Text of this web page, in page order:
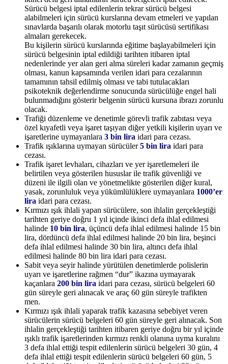
Sürücü belgesi iptal edilenlerin tekrar sürücü belgesi
alabilmeleri için sürücü kurslarına devam etmeleri ve yapılan
sınavlarda başarılı olarak motorlu taşıt sürücüsü sertifikası
almaları gerekecek.
Bu kişilerin sürücü kurslarında eğitime başlayabilmeleri için
sürücü belgesinin iptal edildiği tarihten itibaren iptal
nedenlerinde yer alan geri alma süreleri kadar zamanın geçmiş
olması, kanun kapsamında verilen idari para cezalarının
tamamının tahsil edilmiş olması ve tabi tutulacakları
psikoteknik değerlendirme sonucunda sürücülüğe engel hali
bulunmadığını gösterir belgenin sürücü kursuna ibrazı zorunlu
olacak.
Trafiği düzenleme ve denetimle görevli trafik zabıtası veya
özel kıyafetli veya işaret taşıyan diğer yetkili kişilerin uyarı ve
işaretlerine uymayanlara 3 bin lira idari para cezası.
Trafik ışıklarına uymayan sürücüler5 bin lira idari para
cezası.
Trafik işaret levhaları, cihazları ve yer işaretlemeleri ile
belirtilen veya gösterilen hususlar ile trafik güvenliği ve
düzeni ile ilgili olan ve yönetmelikte gösterilen diğer kural,
yasak, zorunluluk veya yükümlülüklere uymayanlara 1000’er
lira idari para cezası.
Kırmızı ışık ihlali yapan sürücülere, son ihlalin gerçekleştiği
tarihten geriye doğru 1 yıl içinde ikinci defa ihlal edilmesi
halinde 10 bin lira, üçüncü defa ihlal edilmesi halinde 15 bin
lira, dördüncü defa ihlal edilmesi halinde 20 bin lira, beşinci
defa ihlal edilmesi halinde 30 bin lira, altıncı defa ihlal
edilmesi halinde 80 bin lira idari para cezası.
Sabit veya seyir halinde yürütülen denetimlerde polislerin
uyarı ve işaretlerine rağmen “dur” ikazına uymayarak
kaçanlara 200 bin lira idari para cezası, sürücü belgeleri 60
gün süreyle geri alınacak ve araç 60 gün süreyle trafikten
men.
Kırmızı ışık ihlali yaparak trafik kazasına sebebiyet veren
sürücülerin sürücü belgeleri 60 gün süreyle geri alınacak. Son
ihlalin gerçekleştiği tarihten itibaren geriye doğru bir yıl içinde
ışıklı trafik işaretlerinden kırmızı renkli olanına uyma kuralını
3 defa ihlal ettiği tespit edilenlerin sürücü belgeleri 30 gün, 4
defa ihlal ettiği tespit edilenlerin sürücü belgeleri 60 gün, 5